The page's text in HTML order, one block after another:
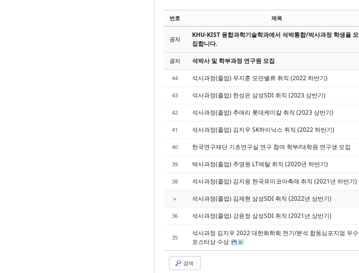
번호 제목
공지
KHU-KIST 융합과학기술학과에서 석박통합/박사과정 학생을 모
집합니다.
공지 석박사 및 학부과정 연구원 모집
44 석사과정(졸업) 우지훈 모던밸류 취직 (2022 하반기)
43 석사과정(졸업) 한성은 삼성SDI 취직 (2023 상반기)
42 석사과정(졸업) 추애리 롯데케미칼 취직 (2023 상반기)
41 석사과정(졸업) 김지우 SK하이닉스 취직 (2022 하반기)
40 한국연구재단 기초연구실 연구 참여 학부/대학원 연구생 모집
39 박사과정(졸업) 주영원 LT메탈 취직 (2020년 하반기)
38 석사과정(졸업) 김지웅 한국유미코아촉매 취직 (2021년 하반기)
» 석사과정(졸업) 김재현 삼성SDI 취직 (2022년 상반기)
36 석사과정(졸업) 강윤정 삼성SDI 취직 (2021년 상반기)
35
석사과정 김지우 2022 대한화학회 전기/분석 합동심포지엄 우수
포스터상 수상
검색